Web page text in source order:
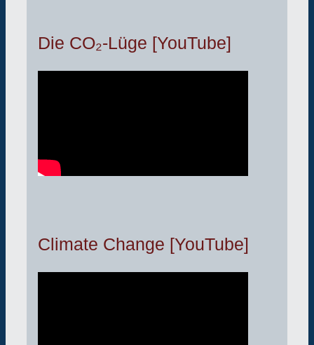
Die CO₂-Lüge [YouTube]
Climate Change [YouTube]